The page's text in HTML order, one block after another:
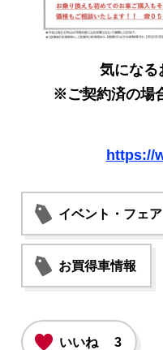
気になる
※ご契約済の場
https://
イベント・フェア
お買得車情報
いいね 3